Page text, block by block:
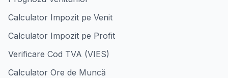
Calculator Impozit pe Venit
Calculator Impozit pe Profit
Verificare Cod TVA (VIES)
Calculator Ore de Muncă